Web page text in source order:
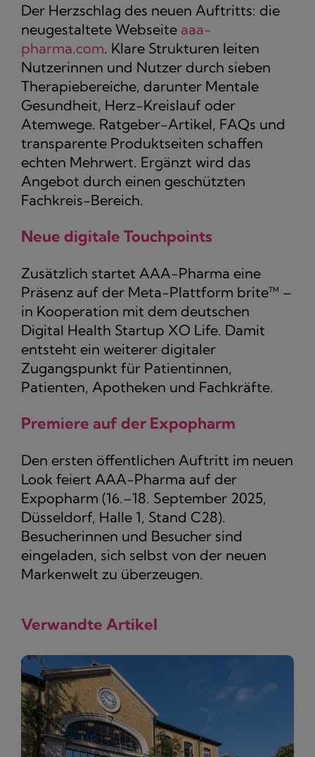
Der Herzschlag des neuen Auftritts: die
neugestaltete Webseite aaa-
pharma.com. Klare Strukturen leiten
Nutzerinnen und Nutzer durch sieben
Therapie­bereiche, darunter Mentale
Gesundheit, Herz-Kreislauf oder
Atemwege. Ratgeber-Artikel, FAQs und
transparente Produktseiten schaffen
echten Mehrwert. Ergänzt wird das
Angebot durch einen geschützten
Fachkreis-Bereich.
Neue digitale Touchpoints
Zusätzlich startet AAA-Pharma eine
Präsenz auf der Meta-Plattform brite™ –
in Kooperation mit dem deutschen
Digital Health Startup XO Life. Damit
entsteht ein weiterer digitaler
Zugangspunkt für Patientinnen,
Patienten, Apotheken und Fachkräfte.
Premiere auf der Expopharm
Den ersten öffentlichen Auftritt im neuen
Look feiert AAA-Pharma auf der
Expopharm (16.–18. September 2025,
Düsseldorf, Halle 1, Stand C28).
Besucherinnen und Besucher sind
eingeladen, sich selbst von der neuen
Markenwelt zu überzeugen.
Verwandte Artikel